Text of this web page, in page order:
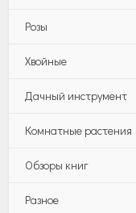
Розы
Хвойные
Дачный инструмент
Комнатные растения
Обзоры книг
Разное